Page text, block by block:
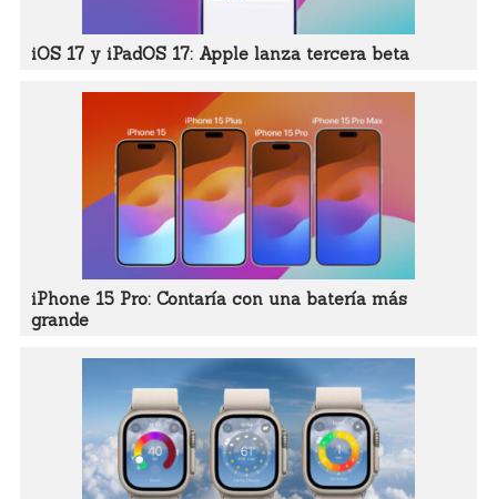
iOS 17 y iPadOS 17: Apple lanza tercera beta
iPhone 15 Pro: Contaría con una batería más
grande